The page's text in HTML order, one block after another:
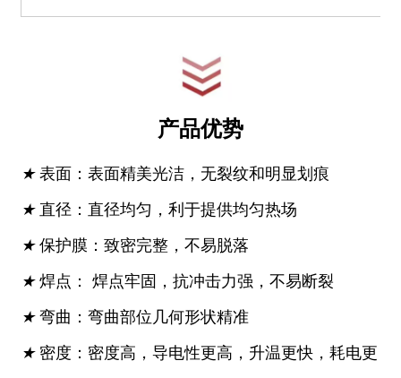
产品优势
★ 表面：表面精美光洁，无裂纹和明显划痕
★ 直径：直径均匀，利于提供均匀热场
★ 保护膜：致密完整，不易脱落
★ 焊点： 焊点牢固，抗冲击力强，不易断裂
★ 弯曲：弯曲部位几何形状精准
★ 密度：密度高，导电性更高，升温更快，耗电更